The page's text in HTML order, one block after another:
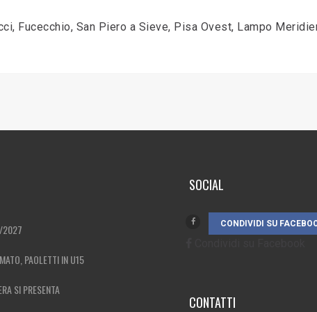
Fucecchio, San Piero a Sieve, Pisa Ovest, Lampo
2027
PAOLETTI IN U15
SI PRESENTA
SOCIAL
CONDIVIDI SU
CONTATTI